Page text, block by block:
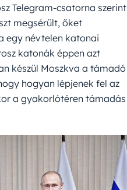
Telegram-csatorna szerint
megsérült, őket
egy névtelen katonai
katonák éppen azt
készül Moszkva a támadó
hogyan lépjenek fel az
a gyakorlótéren támadás